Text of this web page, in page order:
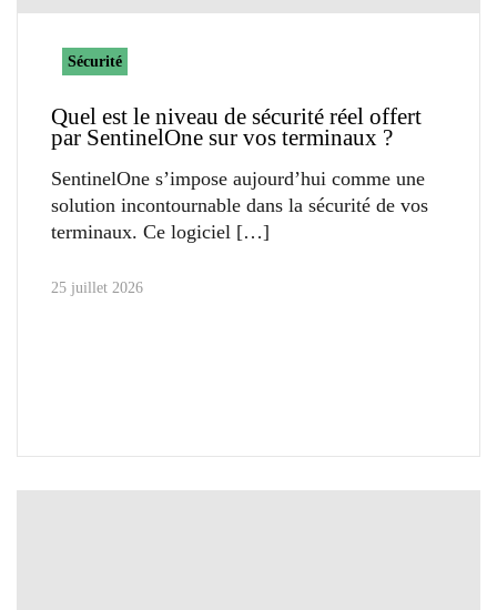
Sécurité
Quel est le niveau de sécurité réel offert
par SentinelOne sur vos terminaux ?
SentinelOne s’impose aujourd’hui comme une
solution incontournable dans la sécurité de vos
terminaux. Ce logiciel
25 juillet 2026